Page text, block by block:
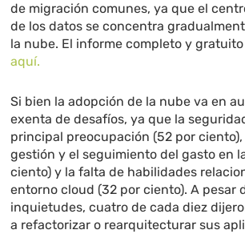
de migración comunes, ya que el
de los datos se concentra
la nube. El informe completo y
aquí.
Si bien la adopción de la nube va en
exenta de desafíos, ya que la
principal preocupación (52 por
gestión y el seguimiento del gasto en
ciento) y la falta de habilidades
entorno cloud (32 por ciento). A pesar
inquietudes, cuatro de cada diez
a refactorizar o rearquitecturar sus